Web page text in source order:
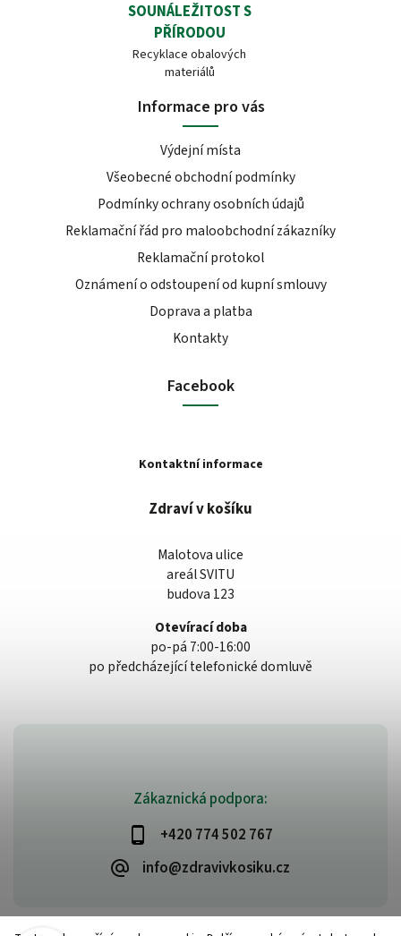
SOUNÁLEŽITOST S
PŘÍRODOU
Recyklace obalových
materiálů
Zákaznická podpora:
+420 774 502 767
info@zdravivkosiku.cz
Informace pro vás
Výdejní místa
Všeobecné obchodní podmínky
Podmínky ochrany osobních údajů
Reklamační řád pro maloobchodní zákazníky
Reklamační protokol
Oznámení o odstoupení od kupní smlouvy
Doprava a platba
Kontakty
Facebook
Kontaktní informace
Zdraví v košíku
Malotova ulice
areál SVITU
budova 123
Otevírací doba
po-pá 7:00-16:00
po předcházející telefonické domluvě